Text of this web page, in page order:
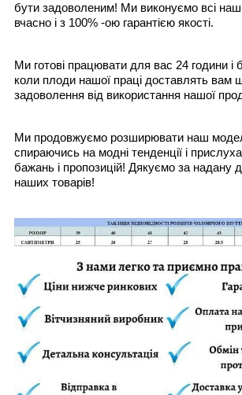
бути задоволеним! Ми виконуємо всі
вчасно і з 100% -ою гарантією якості.
Ми готові працювати для вас 24 години і
коли плоди нашої праці доставлять вам
задоволення від використання нашої
Ми продовжуємо розширювати наш
спираючись на модні тенденції і
бажань і пропозицій! Дякуємо за надану
наших товарів!